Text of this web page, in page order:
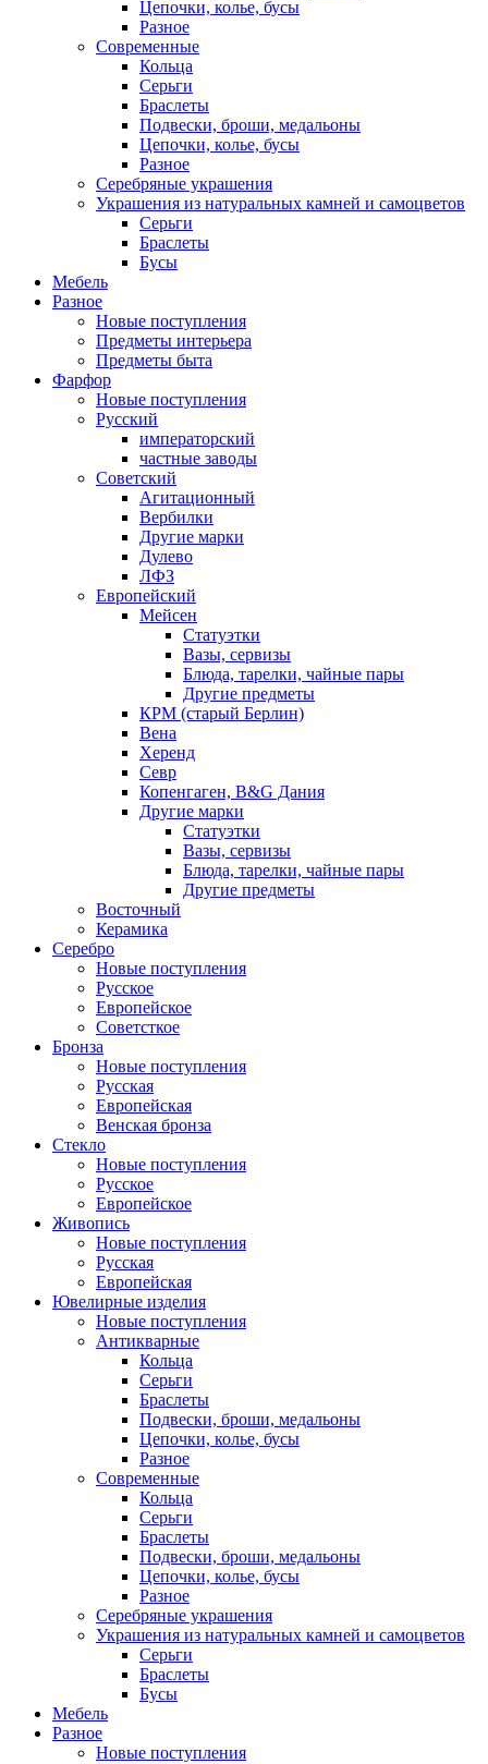
Цепочки, колье, бусы
Разное
Современные
Кольца
Серьги
Браслеты
Подвески, броши, медальоны
Цепочки, колье, бусы
Разное
Серебряные украшения
Украшения из натуральных камней и самоцветов
Серьги
Браслеты
Бусы
Мебель
Разное
Новые поступления
Предметы интерьера
Предметы быта
Фарфор
Новые поступления
Русский
императорский
частные заводы
Советский
Агитационный
Вербилки
Другие марки
Дулево
ЛФЗ
Европейский
Мейсен
Статуэтки
Вазы, сервизы
Блюда, тарелки, чайные пары
Другие предметы
КРМ (старый Берлин)
Вена
Херенд
Севр
Копенгаген, B&G Дания
Другие марки
Статуэтки
Вазы, сервизы
Блюда, тарелки, чайные пары
Другие предметы
Восточный
Керамика
Серебро
Новые поступления
Русское
Европейское
Советсткое
Бронза
Новые поступления
Русская
Европейская
Венская бронза
Стекло
Новые поступления
Русское
Европейское
Живопись
Новые поступления
Русская
Европейская
Ювелирные изделия
Новые поступления
Антикварные
Кольца
Серьги
Браслеты
Подвески, броши, медальоны
Цепочки, колье, бусы
Разное
Современные
Кольца
Серьги
Браслеты
Подвески, броши, медальоны
Цепочки, колье, бусы
Разное
Серебряные украшения
Украшения из натуральных камней и самоцветов
Серьги
Браслеты
Бусы
Мебель
Разное
Новые поступления